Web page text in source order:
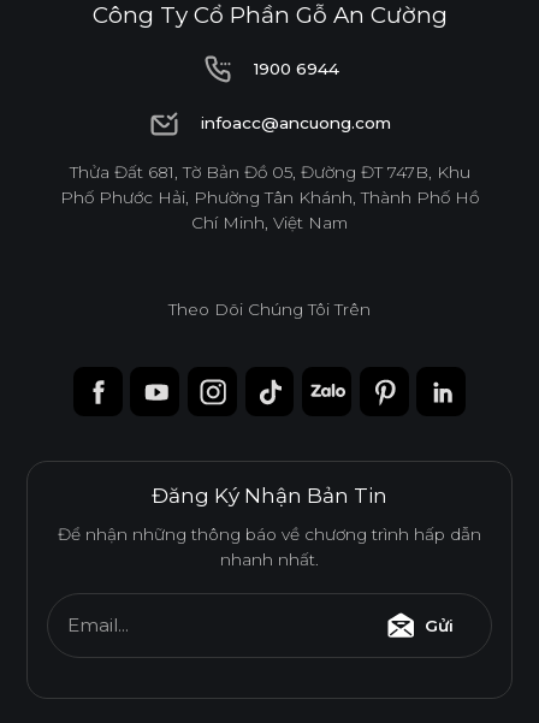
Công Ty Cổ Phần Gỗ An Cường
1900 6944
1900 6944
infoacc@ancuong.com
infoacc@ancuong.com
Thửa Đất 681, Tờ Bản Đồ 05, Đường ĐT 747B, Khu
Phố Phước Hải, Phường Tân Khánh, Thành Phố Hồ
Chí Minh, Việt Nam
Theo Dõi Chúng Tôi Trên
Đăng Ký Nhận Bản Tin
Để nhận những thông báo về chương trình hấp dẫn
nhanh nhất.
Email... Gửi